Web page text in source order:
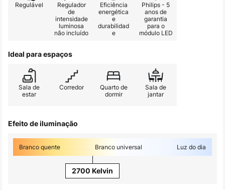
Regulável
Regulador
de
intensidade
luminosa
não incluído
Eficiência
energética
e
durabilidad
e
Philips - 5
anos de
garantia
para o
módulo LED
Ideal para espaços
Sala de
estar
Corredor
Quarto de
dormir
Sala de
jantar
Efeito de iluminação
Branco quente Branco universal Luz do dia
2700 Kelvin